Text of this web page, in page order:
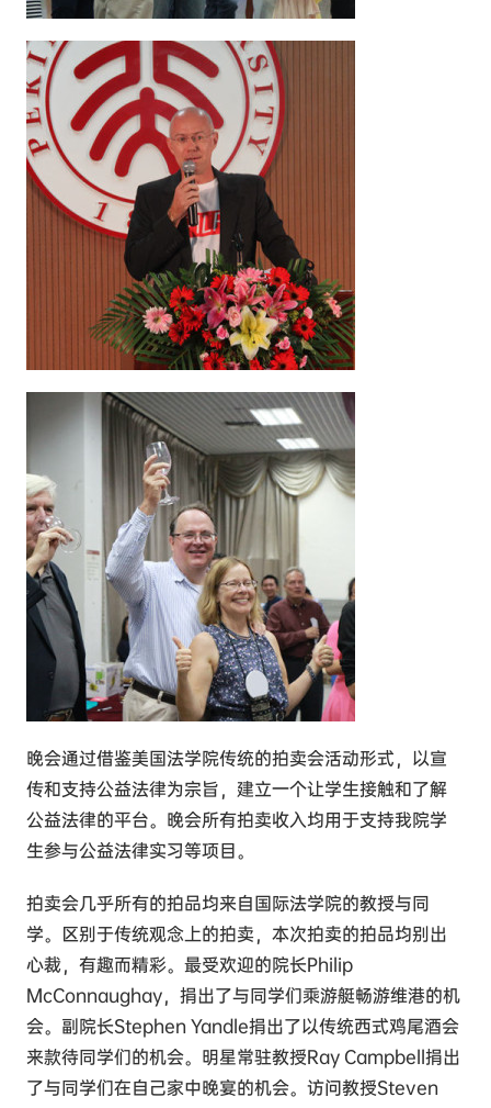
晚会通过借鉴美国法学院传统的拍卖会活动形式，以宣
传和支持公益法律为宗旨，建立一个让学生接触和了解
公益法律的平台。晚会所有拍卖收入均用于支持我院学
生参与公益法律实习等项目。
拍卖会几乎所有的拍品均来自国际法学院的教授与同
学。区别于传统观念上的拍卖，本次拍卖的拍品均别出
心裁，有趣而精彩。最受欢迎的院长Philip
McConnaughay，捐出了与同学们乘游艇畅游维港的机
会。副院长Stephen Yandle捐出了以传统西式鸡尾酒会
来款待同学们的机会。明星常驻教授Ray Campbell捐出
了与同学们在自己家中晚宴的机会。访问教授Steven